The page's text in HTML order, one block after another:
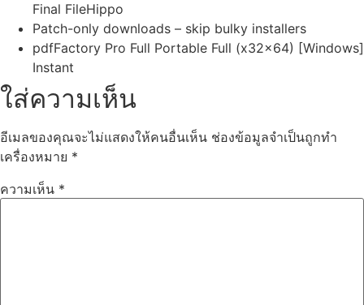
Final FileHippo
Patch-only downloads – skip bulky installers
pdfFactory Pro Full Portable Full (x32x64) [Windows]
Instant
ใส่ความเห็น
อีเมลของคุณจะไม่แสดงให้คนอื่นเห็น ช่องข้อมูลจำเป็นถูกทำ
เครื่องหมาย *
ความเห็น *